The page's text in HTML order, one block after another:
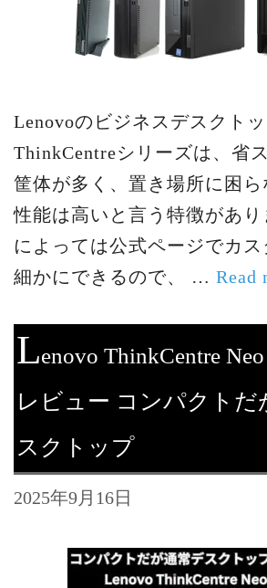
Lenovoのビジネスデスクト
ThinkCentreシリーズは、省
筐体が多く、置き場所に困ら
性能は高いと言う特徴があ
によっては公式ページでカ
細かにできるので、 … Read
Lenovo ThinkCentre
レビュー コンパクトだ
スクトップ
2025年9月16日